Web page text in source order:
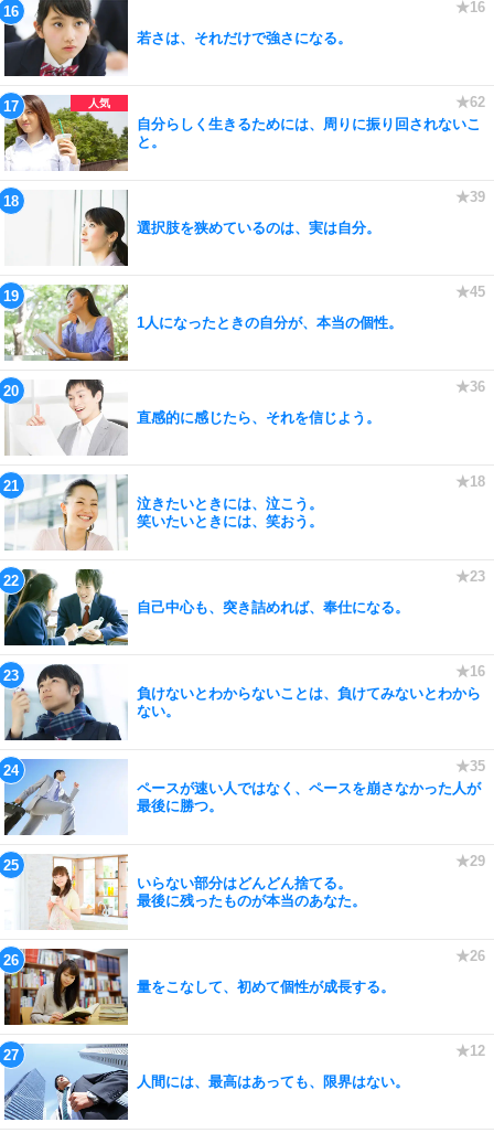
若さは、それだけで強さになる。
自分らしく生きるためには、周りに振り回されないこ
と。
選択肢を狭めているのは、実は自分。
1人になったときの自分が、本当の個性。
直感的に感じたら、それを信じよう。
泣きたいときには、泣こう。
笑いたいときには、笑おう。
自己中心も、突き詰めれば、奉仕になる。
負けないとわからないことは、負けてみないとわから
ない。
ペースが速い人ではなく、ペースを崩さなかった人が
最後に勝つ。
いらない部分はどんどん捨てる。
最後に残ったものが本当のあなた。
量をこなして、初めて個性が成長する。
人間には、最高はあっても、限界はない。